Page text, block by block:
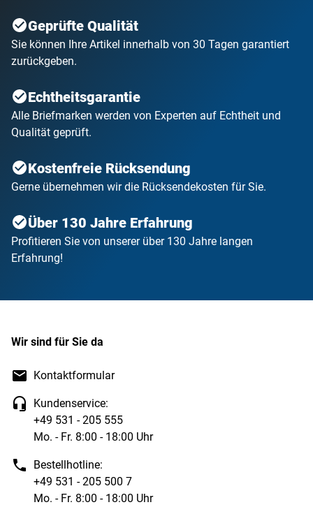
Geprüfte Qualität
Sie können Ihre Artikel innerhalb von 30 Tagen garantiert
zurückgeben.
Echtheitsgarantie
Alle Briefmarken werden von Experten auf Echtheit und
Qualität geprüft.
Kostenfreie Rücksendung
Gerne übernehmen wir die Rücksendekosten für Sie.
Über 130 Jahre Erfahrung
Profitieren Sie von unserer über 130 Jahre langen
Erfahrung!
Wir sind für Sie da
Kontaktformular
Kundenservice:
+49 531 - 205 555
Mo. - Fr. 8:00 - 18:00 Uhr
Bestellhotline:
+49 531 - 205 500 7
Mo. - Fr. 8:00 - 18:00 Uhr